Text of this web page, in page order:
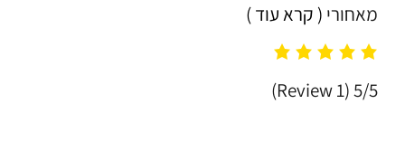
מאחורי ( קרא עוד )
5/5
(1 Review)